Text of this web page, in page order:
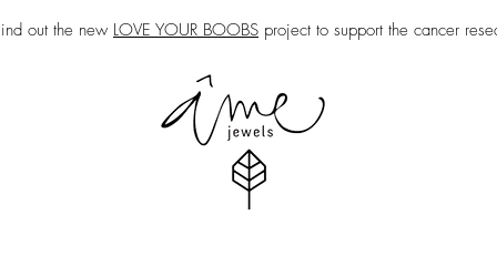
out the new LOVE YOUR BOOBS project to support the cancer